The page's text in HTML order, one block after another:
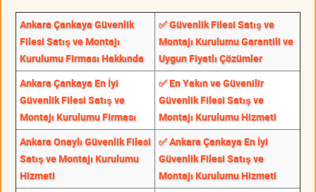
Ankara Çankaya Güvenlik
Filesi Satış ve Montajı
Kurulumu Firması Hakkında
✅ Güvenlik Filesi Satış ve
Montajı Kurulumu Garantili ve
Uygun Fiyatlı Çözümler
Ankara Çankaya En İyi
Güvenlik Filesi Satış ve
Montajı Kurulumu Firması
✅ En Yakın ve Güvenilir
Güvenlik Filesi Satış ve
Montajı Kurulumu Hizmeti
Ankara Onaylı Güvenlik Filesi
Satış ve Montajı Kurulumu
Hizmeti
✅ Ankara Çankaya En İyi
Güvenlik Filesi Satış ve
Montajı Kurulumu Hizmeti